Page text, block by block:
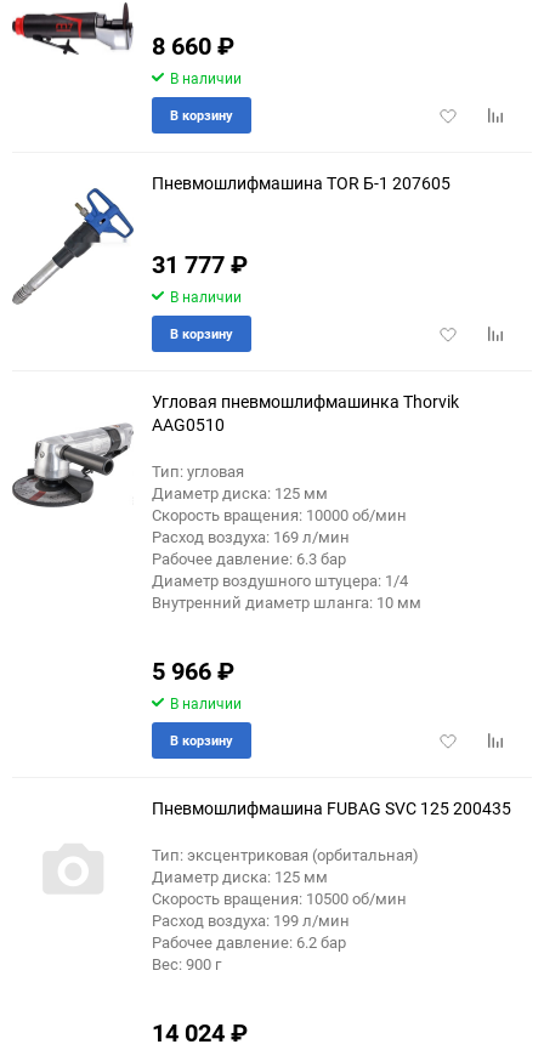
8 660₽
В наличии
Добавить
В корзину
Пневмошлифмашина TOR Б-1 207605
31 777₽
В наличии
Добавить
В корзину
Угловая пневмошлифмашинка Thorvik
AAG0510
Тип: угловая
Диаметр диска: 125 мм
Скорость вращения: 10000 об/мин
Расход воздуха: 169 л/мин
Рабочее давление: 6.3 бар
Диаметр воздушного штуцера: 1/4
Внутренний диаметр шланга: 10 мм
5 966₽
В наличии
Добавить
В корзину
Пневмошлифмашина FUBAG SVC 125 200435
Тип: эксцентриковая (орбитальная)
Диаметр диска: 125 мм
Скорость вращения: 10500 об/мин
Расход воздуха: 199 л/мин
Рабочее давление: 6.2 бар
Вес: 900 г
14 024₽